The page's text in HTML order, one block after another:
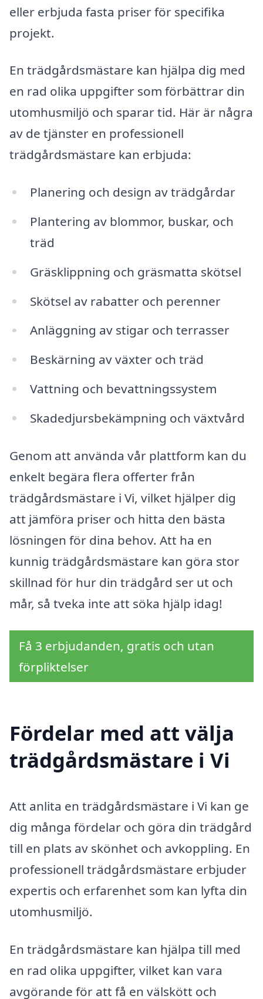
eller erbjuda fasta priser för specifika
projekt.
En trädgårdsmästare kan hjälpa dig med
en rad olika uppgifter som förbättrar din
utomhusmiljö och sparar tid. Här är några
av de tjänster en professionell
trädgårdsmästare kan erbjuda:
Planering och design av trädgårdar
Plantering av blommor, buskar, och
träd
Gräsklippning och gräsmatta skötsel
Skötsel av rabatter och perenner
Anläggning av stigar och terrasser
Beskärning av växter och träd
Vattning och bevattningssystem
Skadedjursbekämpning och växtvård
Genom att använda vår plattform kan du
enkelt begära flera offerter från
trädgårdsmästare i Vi, vilket hjälper dig
att jämföra priser och hitta den bästa
lösningen för dina behov. Att ha en
kunnig trädgårdsmästare kan göra stor
skillnad för hur din trädgård ser ut och
mår, så tveka inte att söka hjälp idag!
Få 3 erbjudanden, gratis och utan
förpliktelser
Fördelar med att välja
trädgårdsmästare i Vi
Att anlita en trädgårdsmästare i Vi kan ge
dig många fördelar och göra din trädgård
till en plats av skönhet och avkoppling. En
professionell trädgårdsmästare erbjuder
expertis och erfarenhet som kan lyfta din
utomhusmiljö.
En trädgårdsmästare kan hjälpa till med
en rad olika uppgifter, vilket kan vara
avgörande för att få en välskött och